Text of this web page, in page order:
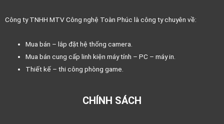
Công ty TNHH MTV Công nghệ Toàn Phúc là công ty chuyên về:
Mua bán – lắp đặt hệ thống camera.
Mua bán cung cấp linh kiện máy tính – PC – máy in.
Thiết kế – thi công phòng game.
CHÍNH SÁCH